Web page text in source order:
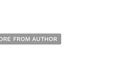
FROM AUTHOR